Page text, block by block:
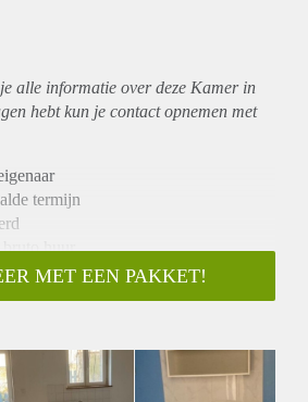
alle informatie over deze Kamer in
hebt kun je contact opnemen met
termijn
huur
Ja
MET EEN PAKKET!